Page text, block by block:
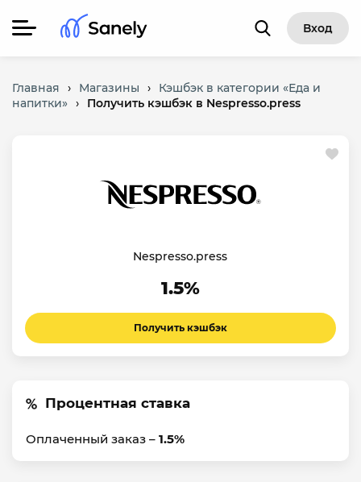
Вход
Главная › Магазины ›
Кэшбэк в категории «Еда и
напитки» › Получить кэшбэк в Nespresso.press
Nespresso.press
1.5%
Получить кэшбэк
Процентная ставка
Оплаченный заказ – 1.5%